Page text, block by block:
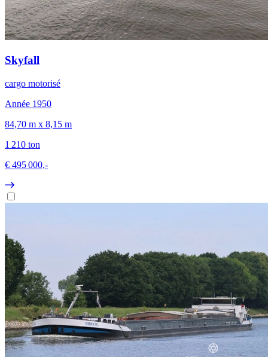
Skyfall
cargo motorisé
Année 1950
84,70 m x 8,15 m
1 210 ton
€ 495 000,-